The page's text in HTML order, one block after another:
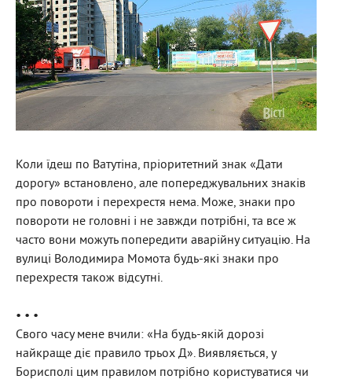
Коли їдеш по Ватутіна, пріоритетний знак «Дати
дорогу» встановлено, але попереджувальних знаків
про повороти і перехрестя нема. Може, знаки про
повороти не головні і не завжди потрібні, та все ж
часто вони можуть попередити аварійну ситуацію. На
вулиці Володимира Момота будь-які знаки про
перехрестя також відсутні.
• • •
Свого часу мене вчили: «На будь-якій дорозі
найкраще діє правило трьох Д». Виявляється, у
Борисполі цим правилом потрібно користуватися чи